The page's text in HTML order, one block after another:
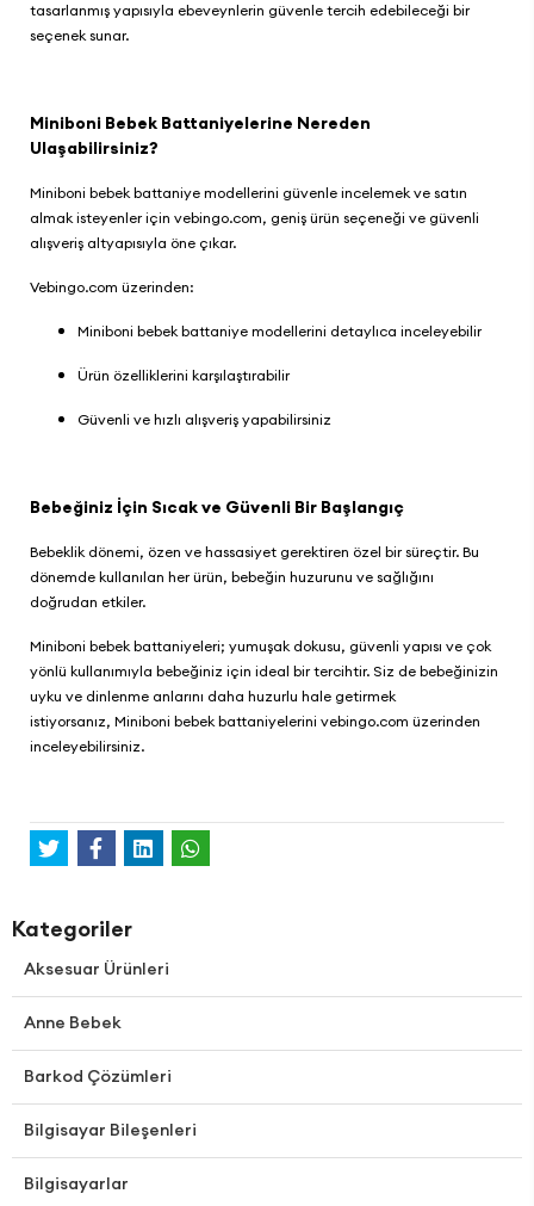
tasarlanmış yapısıyla ebeveynlerin güvenle tercih edebileceği bir
seçenek sunar.
Miniboni Bebek Battaniyelerine Nereden
Ulaşabilirsiniz?
Miniboni bebek battaniye modellerini güvenle incelemek ve satın
almak isteyenler için vebingo.com, geniş ürün seçeneği ve güvenli
alışveriş altyapısıyla öne çıkar.
Vebingo.com üzerinden:
Miniboni bebek battaniye modellerini detaylıca inceleyebilir
Ürün özelliklerini karşılaştırabilir
Güvenli ve hızlı alışveriş yapabilirsiniz
Bebeğiniz İçin Sıcak ve Güvenli Bir Başlangıç
Bebeklik dönemi, özen ve hassasiyet gerektiren özel bir süreçtir. Bu
dönemde kullanılan her ürün, bebeğin huzurunu ve sağlığını
doğrudan etkiler.
Miniboni bebek battaniyeleri; yumuşak dokusu, güvenli yapısı ve çok
yönlü kullanımıyla bebeğiniz için ideal bir tercihtir. Siz de bebeğinizin
uyku ve dinlenme anlarını daha huzurlu hale getirmek
istiyorsanız, Miniboni bebek battaniyelerini vebingo.com üzerinden
inceleyebilirsiniz.
Kategoriler
Aksesuar Ürünleri
Anne Bebek
Barkod Çözümleri
Bilgisayar Bileşenleri
Bilgisayarlar